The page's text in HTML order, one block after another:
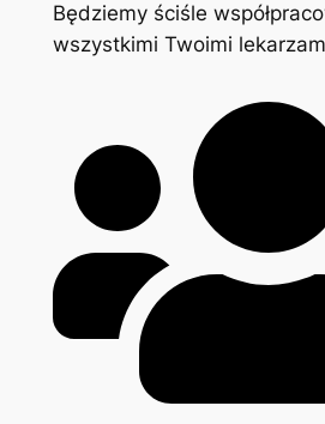
Będziemy ściśle
wszystkimi Twoimi